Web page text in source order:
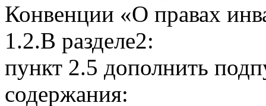
Конвенции «О правах
1.2.В разделе2:
пункт 2.5 дополнить
содержания: